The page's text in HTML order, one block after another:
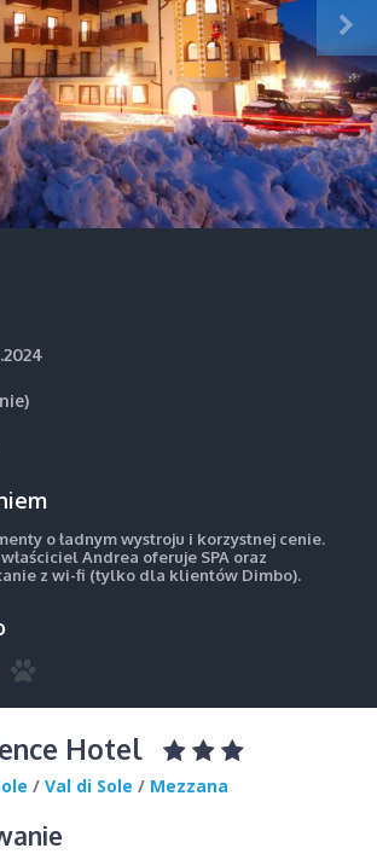
o ładnym wystroju i korzystnej cenie.
Andrea oferuje SPA oraz
z wi-fi (tylko dla klientów Dimbo).
Hotel
/ Val di Sole / Mezzana